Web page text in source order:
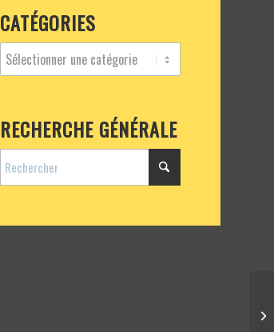
CATÉGORIES
RECHERCHE GÉNÉRALE